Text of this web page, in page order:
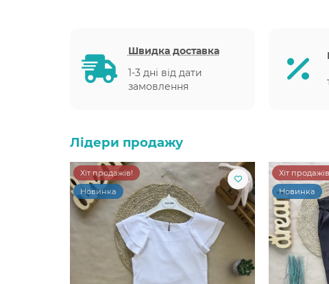
Швидка доставка
1-3 дні від дати
замовлення
Лідери продажу
Хіт продажів!
Новинка
Хіт
Новинка